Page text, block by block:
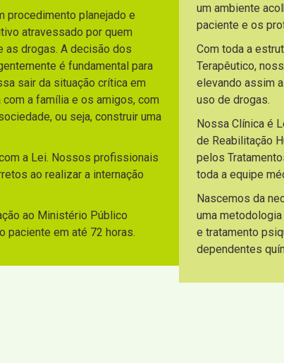
procedimento planejado e
atravessado por quem
as drogas. A decisão dos
é fundamental para
sair da situação crítica em
a família e os amigos, com
ou seja, construir uma
a Lei. Nossos profissionais
ao realizar a internação
ao Ministério Público
paciente em até 72 horas.
um ambiente
paciente e os
Com toda a
Terapêutico,
elevando assim
uso de drogas.
Nossa Clínica é
de Reabilitação
pelos
toda a equipe
Nascemos da
uma
e tratamento
dependentes